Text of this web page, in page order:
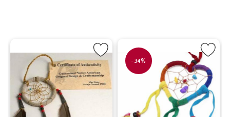
cm, vit som favorit
Drömfångare 5 cm, antikbehandlad som favorit
-34%
Markera Drömfångare Litet hjärta i